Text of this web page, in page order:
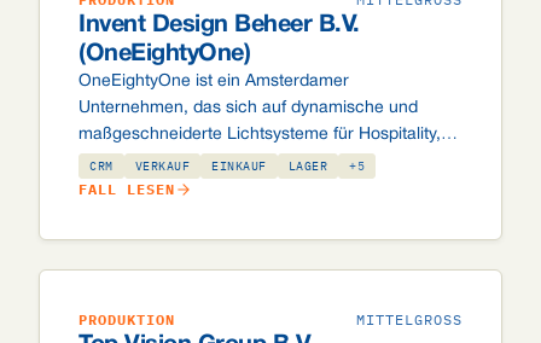
Invent Design Beheer B.V.
(OneEightyOne)
OneEightyOne ist ein Amsterdamer
Unternehmen, das sich auf dynamische und
maßgeschneiderte Lichtsysteme für Hospitality,
Architektur und Retail spezialisiert hat. Ihre Odoo-
Implementierung integriert CRM, Verkauf, Einkauf,
eCommerce und Buchhaltung, in einem
stufenweisen Rollout.
CRM VERKAUF EINKAUF LAGER +5
FALL LESEN
PRODUKTION MITTELGROSS